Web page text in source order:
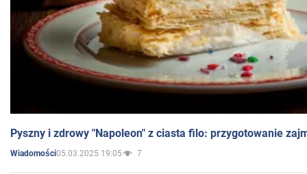
Pyszny i zdrowy "Napoleon" z ciasta filo: przygotowanie
Wiadomości05.03.2025 19:05 7